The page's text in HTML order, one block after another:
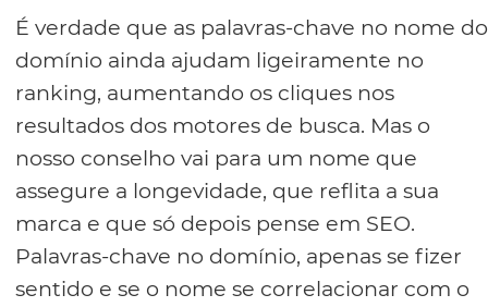
É verdade que as palavras-chave no nome do
domínio ainda ajudam ligeiramente no
ranking, aumentando os cliques nos
resultados dos motores de busca. Mas o
nosso conselho vai para um nome que
assegure a longevidade, que reflita a sua
marca e que só depois pense em SEO.
Palavras-chave no domínio, apenas se fizer
sentido e se o nome se correlacionar com o